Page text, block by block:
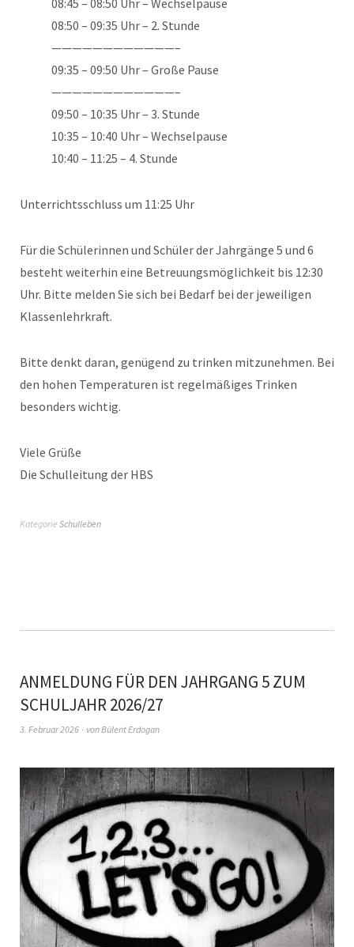
08:50 – 09:35 Uhr – 2. Stunde
————————————–
09:35 – 09:50 Uhr – Große Pause
————————————–
09:50 – 10:35 Uhr – 3. Stunde
10:35 – 10:40 Uhr – Wechselpause
10:40 – 11:25 – 4. Stunde
Unterrichtsschluss um 11:25 Uhr
Für die Schülerinnen und Schüler der Jahrgänge 5 und 6
besteht weiterhin eine Betreuungsmöglichkeit bis 12:30
Uhr. Bitte melden Sie sich bei Bedarf bei der jeweiligen
Klassenlehrkraft.
Bitte denkt daran, genügend zu trinken mitzunehmen. Bei
den hohen Temperaturen ist regelmäßiges Trinken
besonders wichtig.
Viele Grüße
Die Schulleitung der HBS
Kategorie Schulleben
ANMELDUNG FÜR DEN JAHRGANG 5 ZUM
SCHULJAHR 2026/27
3. Februar 2026 vonBülent Erdogan